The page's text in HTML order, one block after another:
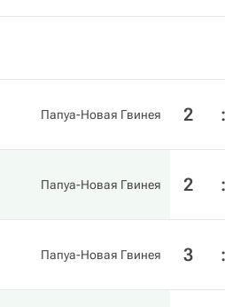
Папуа-Новая Гвинея 2 :
Папуа-Новая Гвинея 2 :
Папуа-Новая Гвинея 3 :